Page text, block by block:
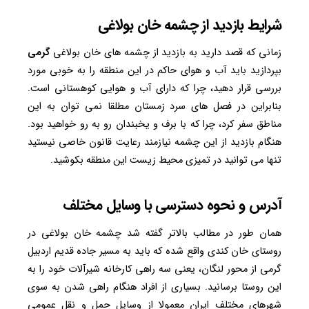
شرایط بازدید از چشمه خان بولاغی
زمانی‌ که قصد دارید به بازدید از چشمه‌ های خان بولاغیگرمی
بپردازید باید آب ‌و هوای حاکم در این منطقه را به‌ خوبی مورد
بررسی قرار دهید، چرا که دارای آب ‌و هوایی کوهستانی است.
بنابراین در فصل‌ های سرد زمستان مطلقا نمی‌ توان به این
مناطق سفر کرد، چرا که با برف و یخبندان رو به رو خواهید بود.
هنگام بازدید از این چشمه نیازمند رعایت قانون خاصی نیستید
تنها می ‌توانید در تمیزی محیط‌ زیست این منطقه بکوشید.
آدرس و نحوه دسترسی با وسایل مختلف
همان ‌طور در مطالب بالاتر گفته شد چشمه خان بولاغی در
روستای خان کندی واقع ‌شده که باید به مسیر جاده قدیم اردبیل
گرمی از محور لنگان، یعنی سه‌ راهی کارخانه شیرآلات خود را به
این روستا برسانید. بسیاری از افراد هنگام راهی شدن به سوی
شهرهای مختلف ایران معمولا از وسایل حمل ‌و نقل عمومی